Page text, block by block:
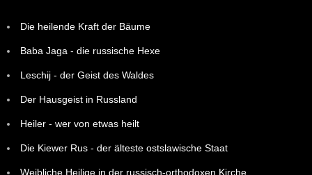
Die heilende Kraft der Bäume
Baba Jaga - die russische Hexe
Leschij - der Geist des Waldes
Der Hausgeist in Russland
Heiler - wer von etwas heilt
Die Kiewer Rus - der älteste ostslawische Staat
Weibliche Heilige in der russisch-orthodoxen Kirche